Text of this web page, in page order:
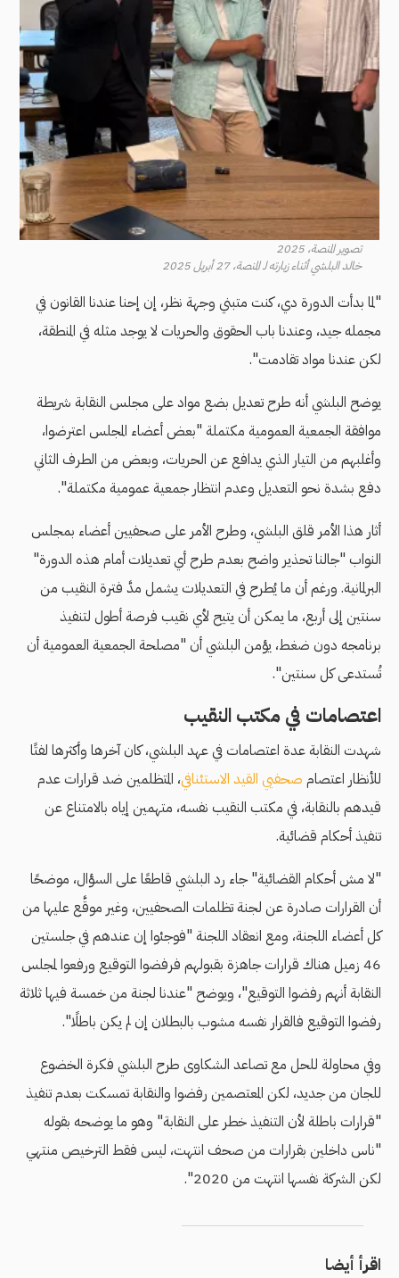
تصوير المنصة، 2025
خالد البلشي أثناء زيارته لـ المنصة، 27 أبريل 2025
"لما بدأت الدورة دي، كنت متبني وجهة نظر، إن إحنا عندنا القانون في
مجمله جيد، وعندنا باب الحقوق والحريات لا يوجد مثله في المنطقة،
لكن عندنا مواد تقادمت".
يوضح البلشي أنه طرح تعديل بضع مواد على مجلس النقابة شريطة
موافقة الجمعية العمومية مكتملة "بعض أعضاء المجلس اعترضوا،
وأغلبهم من التيار الذي يدافع عن الحريات، وبعض من الطرف الثاني
دفع بشدة نحو التعديل وعدم انتظار جمعية عمومية مكتملة".
أثار هذا الأمر قلق البلشي، وطرح الأمر على صحفيين أعضاء بمجلس
النواب "جالنا تحذير واضح بعدم طرح أي تعديلات أمام هذه الدورة"
البرلمانية. ورغم أن ما يُطرح في التعديلات يشمل مدَّ فترة النقيب من
سنتين إلى أربع، ما يمكن أن يتيح لأي نقيب فرصة أطول لتنفيذ
برنامجه دون ضغط، يؤمن البلشي أن "مصلحة الجمعية العمومية أن
تُستدعى كل سنتين".
اعتصامات في مكتب النقيب
شهدت النقابة عدة اعتصامات في عهد البلشي، كان آخرها وأكثرها لفتًا
للأنظار اعتصام صحفيي القيد الاستئنافي، المتظلمين ضد قرارات عدم
قيدهم بالنقابة، في مكتب النقيب نفسه، متهمين إياه بالامتناع عن
تنفيذ أحكام قضائية.
"لا مش أحكام القضائية" جاء رد البلشي قاطعًا على السؤال، موضحًا
أن القرارات صادرة عن لجنة تظلمات الصحفيين، وغير موقَّع عليها من
كل أعضاء اللجنة، ومع انعقاد اللجنة "فوجئوا إن عندهم في جلستين
46 زميل هناك قرارات جاهزة بقبولهم فرفضوا التوقيع ورفعوا لمجلس
النقابة أنهم رفضوا التوقيع"، ويوضح "عندنا لجنة من خمسة فيها ثلاثة
رفضوا التوقيع فالقرار نفسه مشوب بالبطلان إن لم يكن باطلًا".
وفي محاولة للحل مع تصاعد الشكاوى طرح البلشي فكرة الخضوع
للجان من جديد، لكن المعتصمين رفضوا والنقابة تمسكت بعدم تنفيذ
"قرارات باطلة لأن التنفيذ خطر على النقابة" وهو ما يوضحه بقوله
"ناس داخلين بقرارات من صحف انتهت، ليس فقط الترخيص منتهي
لكن الشركة نفسها انتهت من 2020".
اقرأ أيضا